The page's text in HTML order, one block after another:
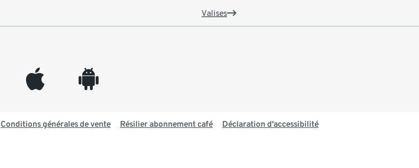
Valises
appleinc android
Conditions générales de vente Résilier abonnement café Déclaration d'accessibilité